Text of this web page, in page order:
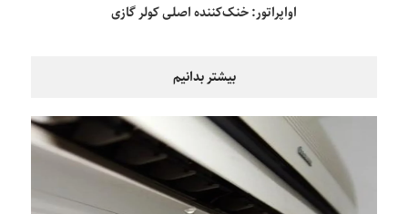
اواپراتور: خنک‌کننده اصلی کولر گازی
بیشتر بدانیم